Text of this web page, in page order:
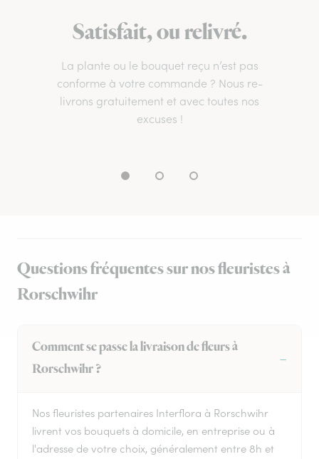
Satisfait, ou relivré.
La plante ou le bouquet reçu n’est pas
conforme à votre commande ? Nous re-
livrons gratuitement et avec toutes nos
excuses !
Questions fréquentes sur nos fleuristes à
Rorschwihr
Comment se passe la livraison de fleurs à
Rorschwihr ?
Nos fleuristes partenaires Interflora à Rorschwihr
livrent vos bouquets à domicile, en entreprise ou à
l'adresse de votre choix, généralement entre 8h et